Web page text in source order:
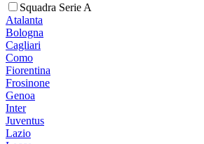
Squadra Serie A
Atalanta
Bologna
Cagliari
Como
Fiorentina
Frosinone
Genoa
Inter
Juventus
Lazio